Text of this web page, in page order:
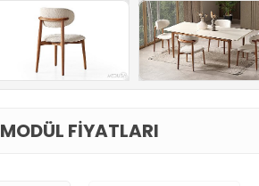
MODÜL FIYATLARI